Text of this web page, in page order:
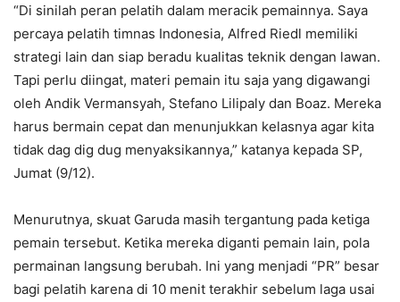
“Di sinilah peran pelatih dalam meracik pemainnya. Saya
percaya pelatih timnas Indonesia, Alfred Riedl memiliki
strategi lain dan siap beradu kualitas teknik dengan lawan.
Tapi perlu diingat, materi pemain itu saja yang digawangi
oleh Andik Vermansyah, Stefano Lilipaly dan Boaz. Mereka
harus bermain cepat dan menunjukkan kelasnya agar kita
tidak dag dig dug menyaksikannya,” katanya kepada SP,
Jumat (9/12).
Menurutnya, skuat Garuda masih tergantung pada ketiga
pemain tersebut. Ketika mereka diganti pemain lain, pola
permainan langsung berubah. Ini yang menjadi “PR” besar
bagi pelatih karena di 10 menit terakhir sebelum laga usai